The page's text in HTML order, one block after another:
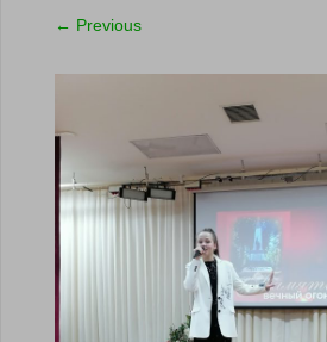
← Previous